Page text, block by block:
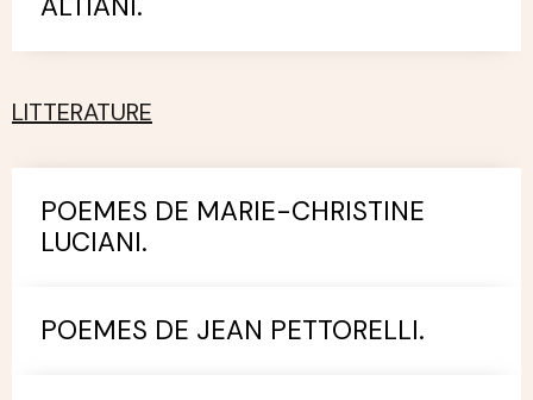
LITTERATURE
POEMES DE MARIE-CHRISTINE
LUCIANI.
POEMES DE JEAN PETTORELLI.